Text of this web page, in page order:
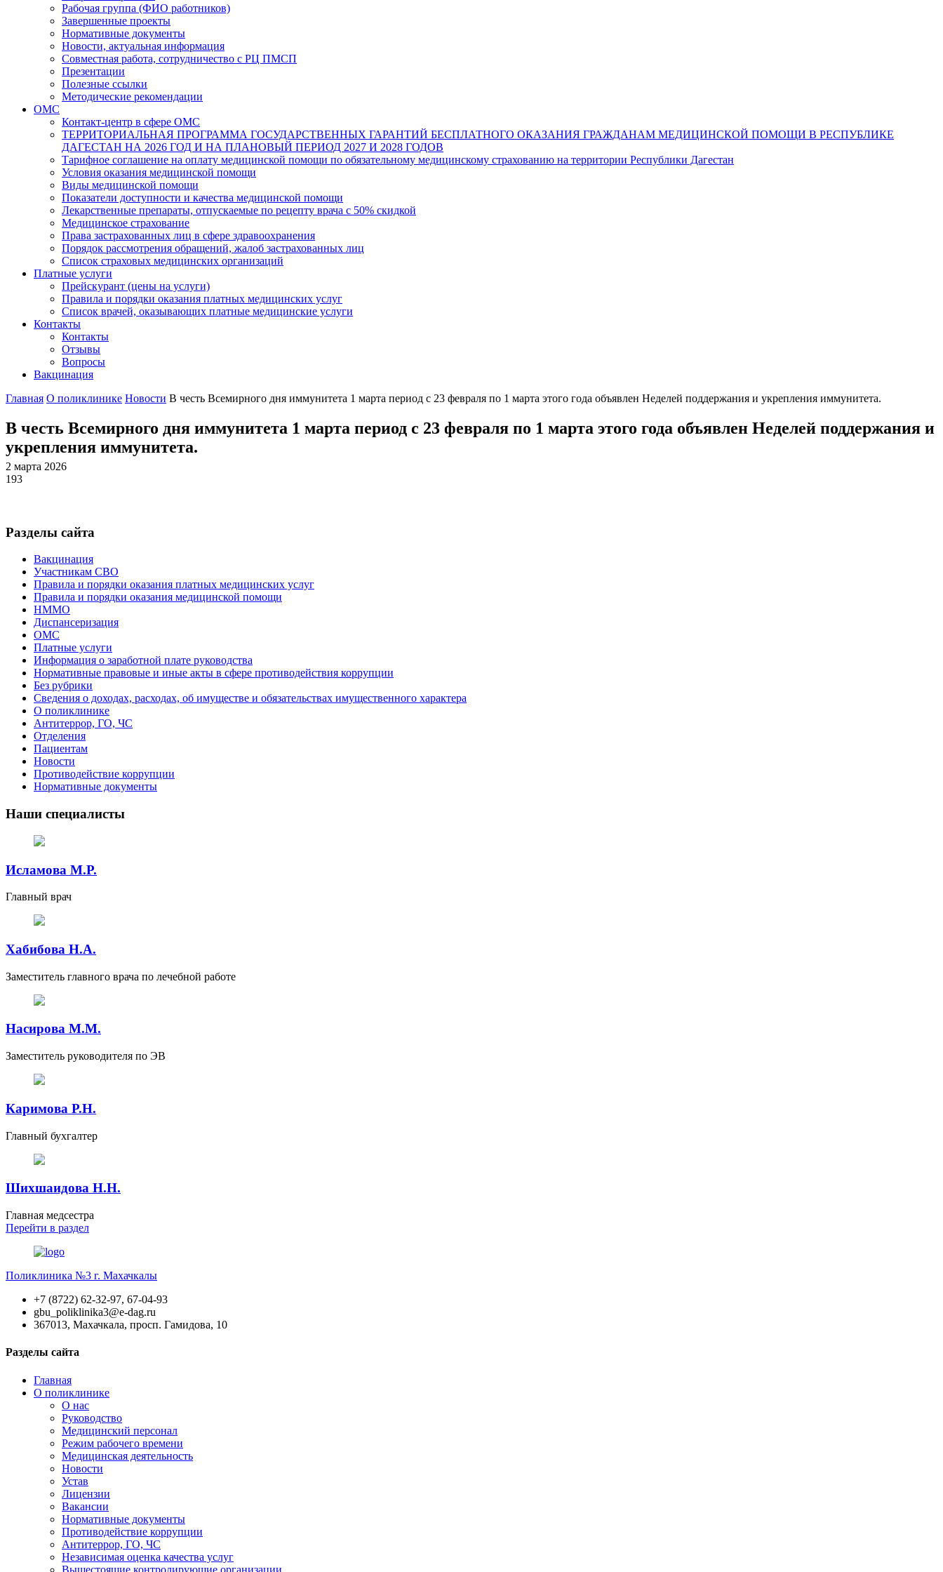
Рабочая группа (ФИО работников)
Завершенные проекты
Нормативные документы
Новости, актуальная информация
Совместная работа, сотрудничество с РЦ ПМСП
Презентации
Полезные ссылки
Методические рекомендации
ОМС
Контакт-центр в сфере ОМС
ТЕРРИТОРИАЛЬНАЯ ПРОГРАММА ГОСУДАРСТВЕННЫХ ГАРАНТИЙ БЕСПЛАТНОГО ОКАЗАНИЯ ГРАЖДАНАМ МЕДИЦИНСКОЙ ПОМОЩИ В РЕСПУБЛИКЕ
ДАГЕСТАН НА 2026 ГОД И НА ПЛАНОВЫЙ ПЕРИОД 2027 И 2028 ГОДОВ
Тарифное соглашение на оплату медицинской помощи по обязательному медицинскому страхованию на территории Республики Дагестан
Условия оказания медицинской помощи
Виды медицинской помощи
Показатели доступности и качества медицинской помощи
Лекарственные препараты, отпускаемые по рецепту врача с 50% скидкой
Медицинское страхование
Права застрахованных лиц в сфере здравоохранения
Порядок рассмотрения обращений, жалоб застрахованных лиц
Список страховых медицинских организаций
Платные услуги
Прейскурант (цены на услуги)
Правила и порядки оказания платных медицинских услуг
Список врачей, оказывающих платные медицинские услуги
Контакты
Контакты
Отзывы
Вопросы
Вакцинация
Главная О поликлинике Новости В честь Всемирного дня иммунитета 1 марта период с 23 февраля по 1 марта этого года объявлен Неделей поддержания и укрепления иммунитета.
В честь Всемирного дня иммунитета 1 марта период с 23 февраля по 1 марта этого года объявлен Неделей поддержания и
укрепления иммунитета.
2 марта 2026
193
Разделы сайта
Вакцинация
Участникам СВО
Правила и порядки оказания платных медицинских услуг
Правила и порядки оказания медицинской помощи
НММО
Диспансеризация
ОМС
Платные услуги
Информация о заработной плате руководства
Нормативные правовые и иные акты в сфере противодействия коррупции
Без рубрики
Сведения о доходах, расходах, об имуществе и обязательствах имущественного характера
О поликлинике
Антитеррор, ГО, ЧС
Отделения
Пациентам
Новости
Противодействие коррупции
Нормативные документы
Наши специалисты
Исламова М.Р.
Главный врач
Хабибова Н.А.
Заместитель главного врача по лечебной работе
Насирова М.М.
Заместитель руководителя по ЭВ
Каримова Р.Н.
Главный бухгалтер
Шихшаидова Н.Н.
Главная медсестра
Перейти в раздел
Поликлиника №3 г. Махачкалы
+7 (8722) 62-32-97, 67-04-93
gbu_poliklinika3@e-dag.ru
367013, Махачкала, просп. Гамидова, 10
Разделы сайта
Главная
О поликлинике
О нас
Руководство
Медицинский персонал
Режим рабочего времени
Медицинская деятельность
Новости
Устав
Лицензии
Вакансии
Нормативные документы
Противодействие коррупции
Антитеррор, ГО, ЧС
Независимая оценка качества услуг
Вышестоящие контролирующие организации